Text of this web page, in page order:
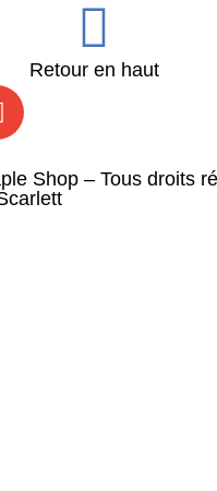
Retour en haut
Shop – Tous droits